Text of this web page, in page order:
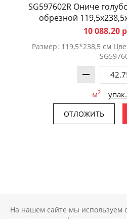
SG597602R Ониче
обрезной
10 088.20
Размер: 119,5*238,5 см
м2 упак.
ОТЛОЖИТЬ
На нашем сайте мы используем